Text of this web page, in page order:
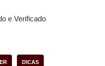
e Verificado
DICAS